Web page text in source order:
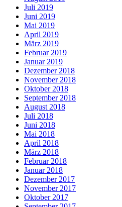
Juli 2019
Juni 2019
Mai 2019
April 2019
März 2019
Februar 2019
Januar 2019
Dezember 2018
November 2018
Oktober 2018
September 2018
August 2018
Juli 2018
Juni 2018
Mai 2018
April 2018
März 2018
Februar 2018
Januar 2018
Dezember 2017
November 2017
Oktober 2017